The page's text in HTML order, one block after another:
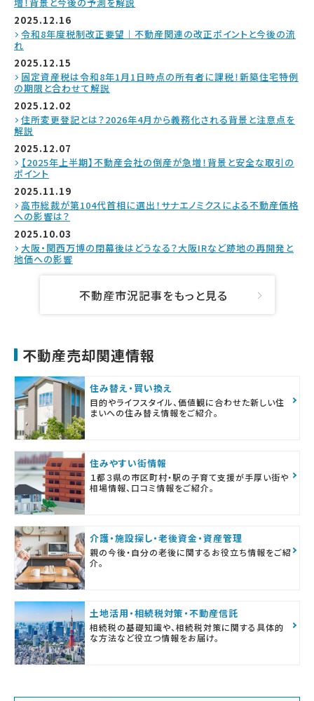
増！背景と今後の予測を解説
2025.12.16
令和8年度税制改正要望｜不動産関連の改正ポイントと今後の流
れ
2025.12.15
固定資産税は令和8年1月1日時点の所有者に課税！新築住宅特例
の期限と合わせて解説
2025.12.02
住所変更登記とは？2026年4月から義務化される背景と注意点を
解説
2025.12.07
【2025年上半期】不動産会社の倒産が急増！背景と安全な取引の
ポイント
2025.11.19
高市総裁が第104代首相に選出！サナエノミクスによる不動産価格
への影響は？
2025.10.03
大阪・関西万博の閉幕後はどうなる？大阪IRなど跡地の再開発と
地価への影響
不動産市況記事をもっと見る
不動産売却関連情報
住み替え・買い換え
目的やライフスタイル、価値観に合わせた新しい住
まいへの住み替え情報をご紹介。
住みやすい街情報
１都３県の市区町村・駅の子育て支援が手厚い街や
相場情報、口コミ情報をご紹介。
介護・施設探し・老後資金・資産管理
親の今後・自分の老後に関するお役立ち情報をご紹
介。
土地活用・相続税対策・不動産信託
相続税の基礎知識や、相続税対策に関する具体的
な方法など役立つ情報をお届け。